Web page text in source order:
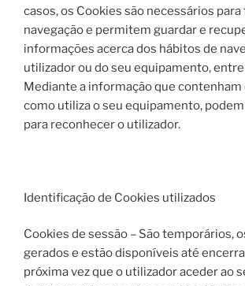
casos, os Cookies são necessários
navegação e permitem guardar e
informações acerca dos hábitos de
utilizador ou do seu equipamento,
Mediante a informação que contenham
como utiliza o seu equipamento,
para reconhecer o utilizador.
Identificação de Cookies utilizados
Cookies de sessão – São temporários,
gerados e estão disponíveis até
próxima vez que o utilizador aceder ao